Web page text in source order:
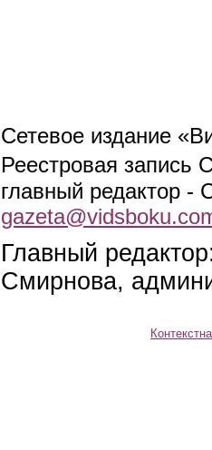
Сетевое издание
Реестровая запись
главный редактор
Главный
Смирнова,